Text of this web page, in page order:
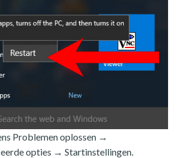
Problemen oplossen →
opties → Startinstellingen.